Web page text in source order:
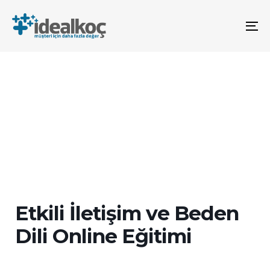
atla
gezinme
bölümüne
Etkili İletişim ve Beden
Dili Online Eğitimi